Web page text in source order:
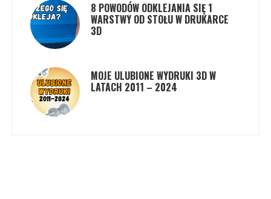
8 POWODÓW ODKLEJANIA SIĘ 1
WARSTWY OD STOŁU W DRUKARCE
3D
MOJE ULUBIONE WYDRUKI 3D W
LATACH 2011 – 2024